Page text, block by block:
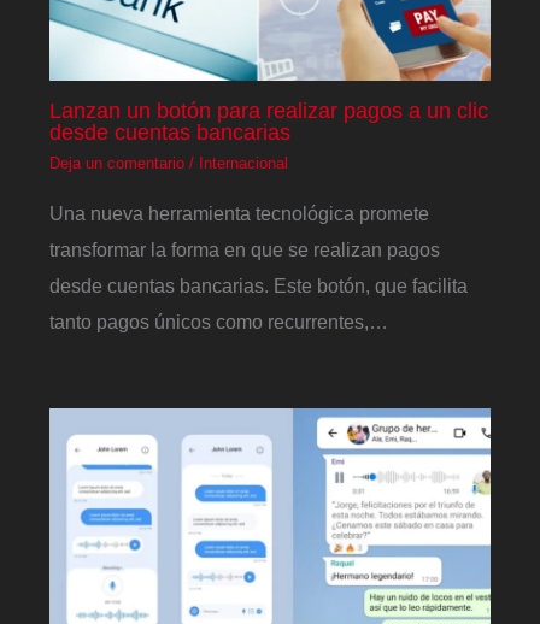
Lanzan un botón para realizar pagos a un clic
desde cuentas bancarias
Deja un comentario / Internacional
Una nueva herramienta tecnológica promete
transformar la forma en que se realizan pagos
desde cuentas bancarias. Este botón, que facilita
tanto pagos únicos como recurrentes,…